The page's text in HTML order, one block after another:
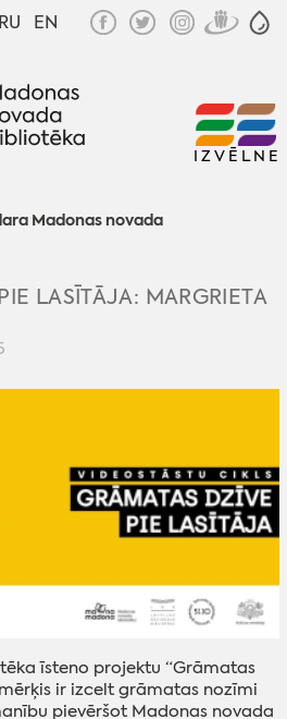
RU EN
Madonas novada
IZVĒLNE
LASĪTĀJA: MARGRIETA
īsteno projektu “Grāmatas
ir izcelt grāmatas nozīmi
pievēršot Madonas novada